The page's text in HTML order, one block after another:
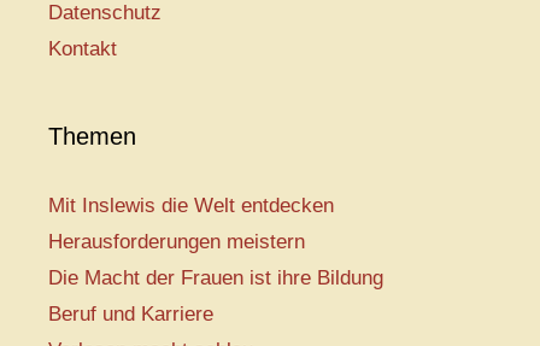
Datenschutz
Kontakt
Themen
Mit Inslewis die Welt entdecken
Herausforderungen meistern
Die Macht der Frauen ist ihre Bildung
Beruf und Karriere